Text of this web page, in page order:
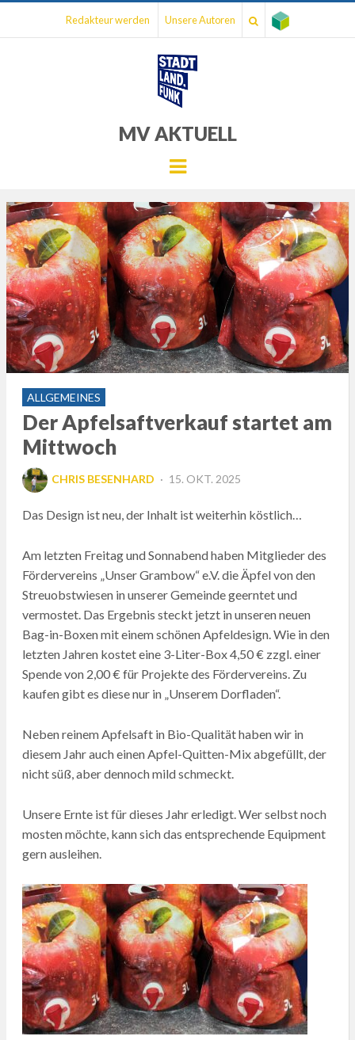
Redakteur werden Unsere Autoren
MV AKTUELL
Menu
ALLGEMEINES
Der Apfelsaftverkauf startet am
Mittwoch
CHRIS BESENHARD
POSTED
15. OKT. 2025
Das Design ist neu, der Inhalt ist weiterhin köstlich…
Am letzten Freitag und Sonnabend haben Mitglieder des
Fördervereins „Unser Grambow“ e.V. die Äpfel von den
Streuobstwiesen in unserer Gemeinde geerntet und
vermostet. Das Ergebnis steckt jetzt in unseren neuen
Bag-in-Boxen mit einem schönen Apfeldesign. Wie in den
letzten Jahren kostet eine 3-Liter-Box 4,50 € zzgl. einer
Spende von 2,00 € für Projekte des Fördervereins. Zu
kaufen gibt es diese nur in „Unserem Dorfladen“.
Neben reinem Apfelsaft in Bio-Qualität haben wir in
diesem Jahr auch einen Apfel-Quitten-Mix abgefüllt, der
nicht süß, aber dennoch mild schmeckt.
Unsere Ernte ist für dieses Jahr erledigt. Wer selbst noch
mosten möchte, kann sich das entsprechende Equipment
gern ausleihen.